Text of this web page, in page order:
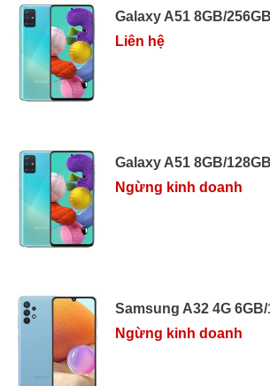
Galaxy A51 8GB/
Liên hệ
Galaxy A51 8GB/
Ngừng kinh doanh
Samsung A32 4G 6GB/
Ngừng kinh doanh